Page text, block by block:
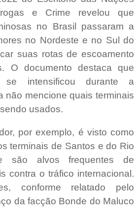
e Crime revelou que
no Brasil passaram a
no Nordeste e no Sul do
suas rotas de escoamento
O documento destaca que
se intensificou durante a
não mencione quais terminais
usados.
por exemplo, é visto como
terminais de Santos e do Rio
são alvos frequentes de
contra o tráfico internacional.
conforme relatado pelo
da facção Bonde do Maluco